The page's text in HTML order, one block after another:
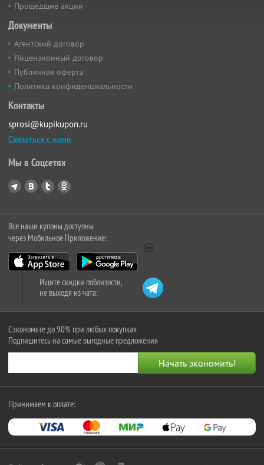
Прошедшие акции
Документы
Агентский договор
Лицензионный договор
Публичная оферта
Политика конфиденциальности
Контакты
sprosi@kupikupon.ru
Связаться с нами
Мы в Соцсетях
Все наши купоны доступны
через Мобильное Приложение:
Ищите скидки поблизости,
не выходя из чата:
Сэкономьте до 90% при любых покупках
Подпишитесь на самые выгодные предложения
Принимаем к оплате: